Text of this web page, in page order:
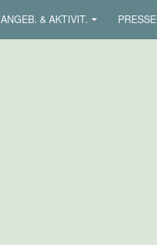
ANGEB. & AKTIVIT. PRESSE